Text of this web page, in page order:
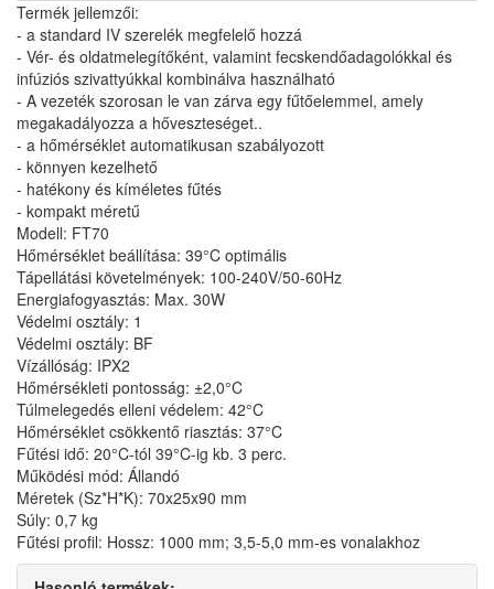
Termék jellemzői:
- a standard IV szerelék megfelelő hozzá
- Vér- és oldatmelegítőként, valamint fecskendőadagolókkal és
infúziós szivattyúkkal kombinálva használható
- A vezeték szorosan le van zárva egy fűtőelemmel, amely
megakadályozza a hőveszteséget..
- a hőmérséklet automatikusan szabályozott
- könnyen kezelhető
- hatékony és kíméletes fűtés
- kompakt méretű
Modell: FT70
Hőmérséklet beállítása: 39°C optimális
Tápellátási követelmények: 100-240V/50-60Hz
Energiafogyasztás: Max. 30W
Védelmi osztály: 1
Védelmi osztály: BF
Vízállóság: IPX2
Hőmérsékleti pontosság: ±2,0°C
Túlmelegedés elleni védelem: 42°C
Hőmérséklet csökkentő riasztás: 37°C
Fűtési idő: 20°C-tól 39°C-ig kb. 3 perc.
Működési mód: Állandó
Méretek (Sz*H*K): 70x25x90 mm
Súly: 0,7 kg
Fűtési profil: Hossz: 1000 mm; 3,5-5,0 mm-es vonalakhoz